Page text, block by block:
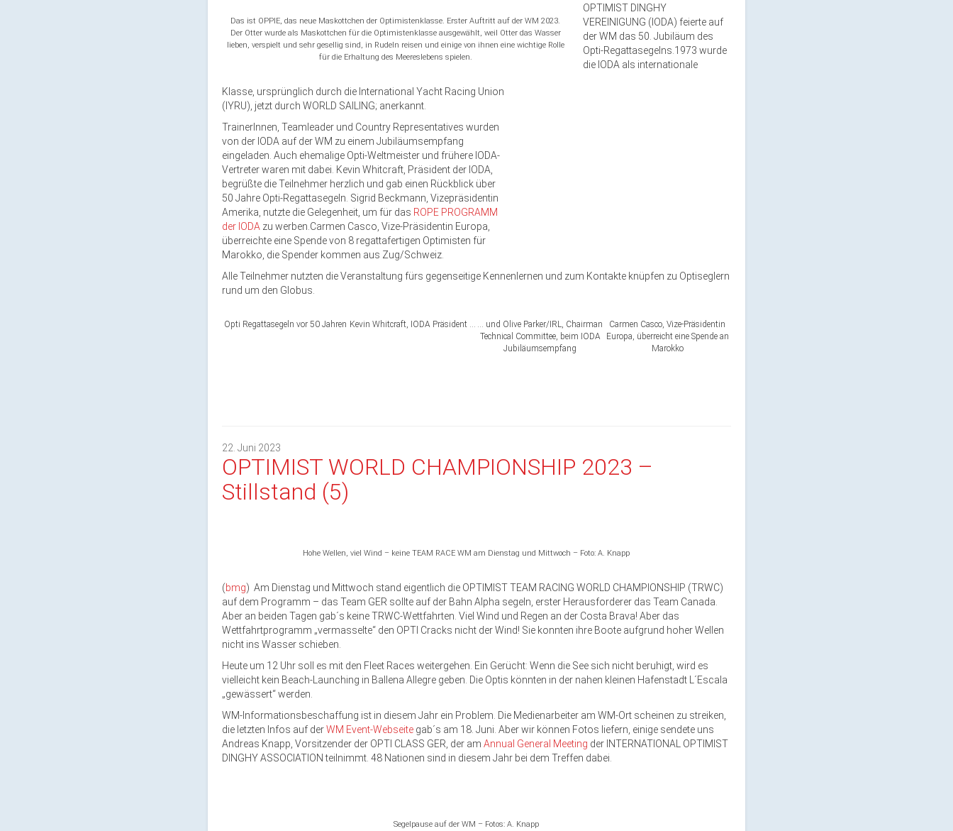
Das ist OPPIE, das neue Maskottchen der Optimistenklasse. Erster Auftritt auf der WM 2023.
Der Otter wurde als Maskottchen für die Optimistenklasse ausgewählt, weil Otter das Wasser
lieben, verspielt und sehr gesellig sind, in Rudeln reisen und einige von ihnen eine wichtige Rolle
für die Erhaltung des Meereslebens spielen.
OPTIMIST DINGHY
VEREINIGUNG (IODA) feierte auf
der WM das 50. Jubiläum des
Opti-Regattasegelns.1973 wurde
die IODA als internationale
Klasse, ursprünglich durch die International Yacht Racing Union
(IYRU), jetzt durch WORLD SAILING; anerkannt.
TrainerInnen, Teamleader und Country Representatives wurden
von der IODA auf der WM zu einem Jubiläumsempfang
eingeladen. Auch ehemalige Opti-Weltmeister und frühere IODA-
Vertreter waren mit dabei. Kevin Whitcraft, Präsident der IODA,
begrüßte die Teilnehmer herzlich und gab einen Rückblick über
50 Jahre Opti-Regattasegeln. Sigrid Beckmann, Vizepräsidentin
Amerika, nutzte die Gelegenheit, um für das ROPE PROGRAMM
der IODA zu werben.Carmen Casco, Vize-Präsidentin Europa,
überreichte eine Spende von 8 regattafertigen Optimisten für
Marokko, die Spender kommen aus Zug/Schweiz.
Alle Teilnehmer nutzten die Veranstaltung fürs gegenseitige Kennenlernen und zum Kontakte knüpfen zu Optiseglern
rund um den Globus.
Opti Regattasegeln vor 50 Jahren Kevin Whitcraft, IODA Präsident … … und Olive Parker/IRL, Chairman
Technical Committee, beim IODA
Jubiläumsempfang
Carmen Casco, Vize-Präsidentin
Europa, überreicht eine Spende an
Marokko
22. Juni 2023
OPTIMIST WORLD CHAMPIONSHIP 2023 –
Stillstand (5)
Hohe Wellen, viel Wind – keine TEAM RACE WM am Dienstag und Mittwoch – Foto: A. Knapp
(bmg) Am Dienstag und Mittwoch stand eigentlich die OPTIMIST TEAM RACING WORLD CHAMPIONSHIP (TRWC)
auf dem Programm – das Team GER sollte auf der Bahn Alpha segeln, erster Herausforderer das Team Canada.
Aber an beiden Tagen gab´s keine TRWC-Wettfahrten. Viel Wind und Regen an der Costa Brava! Aber das
Wettfahrtprogramm „vermasselte“ den OPTI Cracks nicht der Wind! Sie konnten ihre Boote aufgrund hoher Wellen
nicht ins Wasser schieben.
Heute um 12 Uhr soll es mit den Fleet Races weitergehen. Ein Gerücht: Wenn die See sich nicht beruhigt, wird es
vielleicht kein Beach-Launching in Ballena Allegre geben. Die Optis könnten in der nahen kleinen Hafenstadt L´Escala
„gewässert“ werden.
WM-Informationsbeschaffung ist in diesem Jahr ein Problem. Die Medienarbeiter am WM-Ort scheinen zu streiken,
die letzten Infos auf derWM Event-Webseite gab´s am 18. Juni. Aber wir können Fotos liefern, einige sendete uns
Andreas Knapp, Vorsitzender der OPTI CLASS GER, der am Annual General Meeting der INTERNATIONAL OPTIMIST
DINGHY ASSOCIATION teilnimmt. 48 Nationen sind in diesem Jahr bei dem Treffen dabei.
Segelpause auf der WM – Fotos: A. Knapp